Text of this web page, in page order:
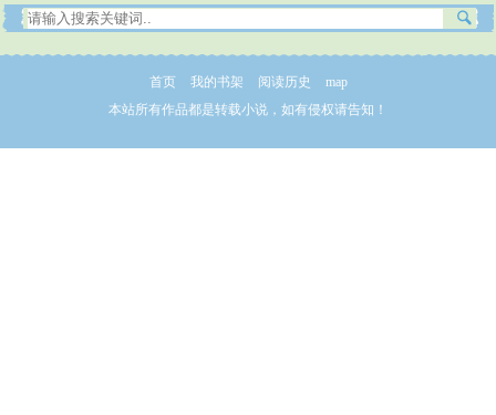
首页 我的书架 阅读历史
map
本站所有作品都是转载小说，如有侵权请告知！